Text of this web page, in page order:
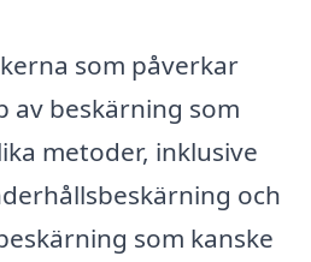
som påverkar
av beskärning som
metoder, inklusive
och
som kanske